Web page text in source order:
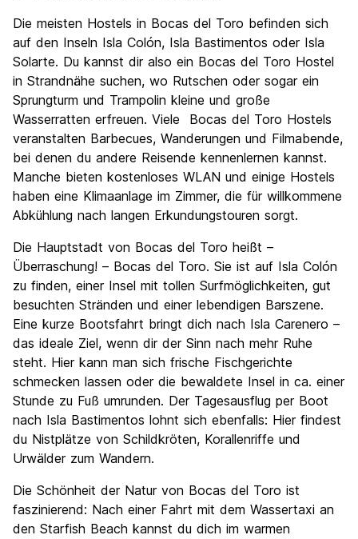
Die meisten Hostels in Bocas del Toro befinden sich
auf den Inseln Isla Colón, Isla Bastimentos oder Isla
Solarte. Du kannst dir also ein Bocas del Toro Hostel
in Strandnähe suchen, wo Rutschen oder sogar ein
Sprungturm und Trampolin kleine und große
Wasserratten erfreuen. Viele Bocas del Toro Hostels
veranstalten Barbecues, Wanderungen und Filmabende,
bei denen du andere Reisende kennenlernen kannst.
Manche bieten kostenloses WLAN und einige Hostels
haben eine Klimaanlage im Zimmer, die für willkommene
Abkühlung nach langen Erkundungstouren sorgt.
Die Hauptstadt von Bocas del Toro heißt –
Überraschung! – Bocas del Toro. Sie ist auf Isla Colón
zu finden, einer Insel mit tollen Surfmöglichkeiten, gut
besuchten Stränden und einer lebendigen Barszene.
Eine kurze Bootsfahrt bringt dich nach Isla Carenero –
das ideale Ziel, wenn dir der Sinn nach mehr Ruhe
steht. Hier kann man sich frische Fischgerichte
schmecken lassen oder die bewaldete Insel in ca. einer
Stunde zu Fuß umrunden. Der Tagesausflug per Boot
nach Isla Bastimentos lohnt sich ebenfalls: Hier findest
du Nistplätze von Schildkröten, Korallenriffe und
Urwälder zum Wandern.
Die Schönheit der Natur von Bocas del Toro ist
faszinierend: Nach einer Fahrt mit dem Wassertaxi an
den Starfish Beach kannst du dich im warmen